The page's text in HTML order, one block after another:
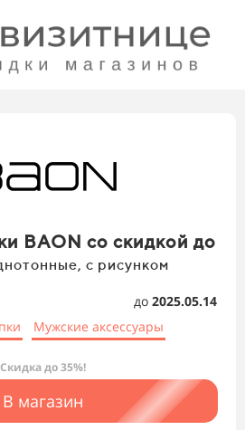
BAON со скидкой до
с рисунком
до 2025.05.14
Мужские аксессуары
Скидка до 35%!
В магазин